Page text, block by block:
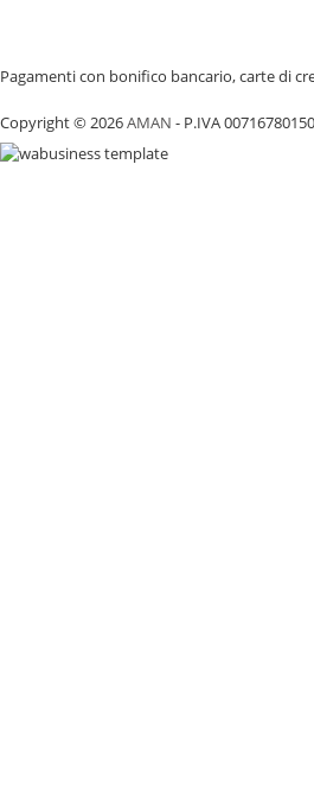
Pagamenti con bonifico bancario, carte di
Copyright © 2026AMAN - P.IVA 00716780150